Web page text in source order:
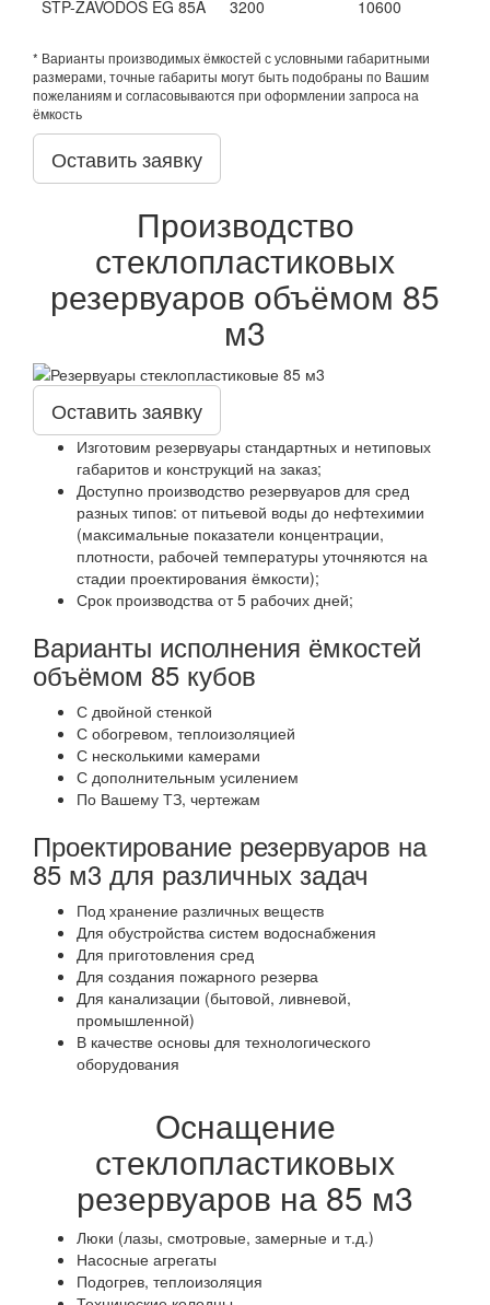
STP-ZAVODOS EG 85A
3200 10600
* Варианты производимых ёмкостей с условными габаритными
размерами, точные габариты могут быть подобраны по Вашим
пожеланиям и согласовываются при оформлении запроса на
ёмкость
Оставить заявку
Производство
стеклопластиковых
резервуаров объёмом 85
м3
Оставить заявку
Изготовим резервуары стандартных и нетиповых
габаритов и конструкций на заказ;
Доступно производство резервуаров для сред
разных типов: от питьевой воды до нефтехимии
(максимальные показатели концентрации,
плотности, рабочей температуры уточняются на
стадии проектирования ёмкости);
Срок производства от 5 рабочих дней;
Варианты исполнения ёмкостей
объёмом 85 кубов
С двойной стенкой
С обогревом, теплоизоляцией
С несколькими камерами
С дополнительным усилением
По Вашему ТЗ, чертежам
Проектирование резервуаров на
85 м3 для различных задач
Под хранение различных веществ
Для обустройства систем водоснабжения
Для приготовления сред
Для создания пожарного резерва
Для канализации (бытовой, ливневой,
промышленной)
В качестве основы для технологического
оборудования
Оснащение
стеклопластиковых
резервуаров на 85 м3
Люки (лазы, смотровые, замерные и т.д.)
Насосные агрегаты
Подогрев, теплоизоляция